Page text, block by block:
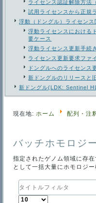
ライセンス認証解除方法
試用ライセンスから正規
浮動（ドングル）ライセンス
浮動ライセンスにおける
要ケース
浮動ライセンス更新手続
ライセンス更新要求ファ
ドングルへのライセンス
新ドングルのリリースと
新ドングル(LDK: Sentinel
現在地: ホーム 配列・注
バッチホモロジ
指定されたゲノム領域に存
として一括大量にホモロジー
タ
イ
ト
表